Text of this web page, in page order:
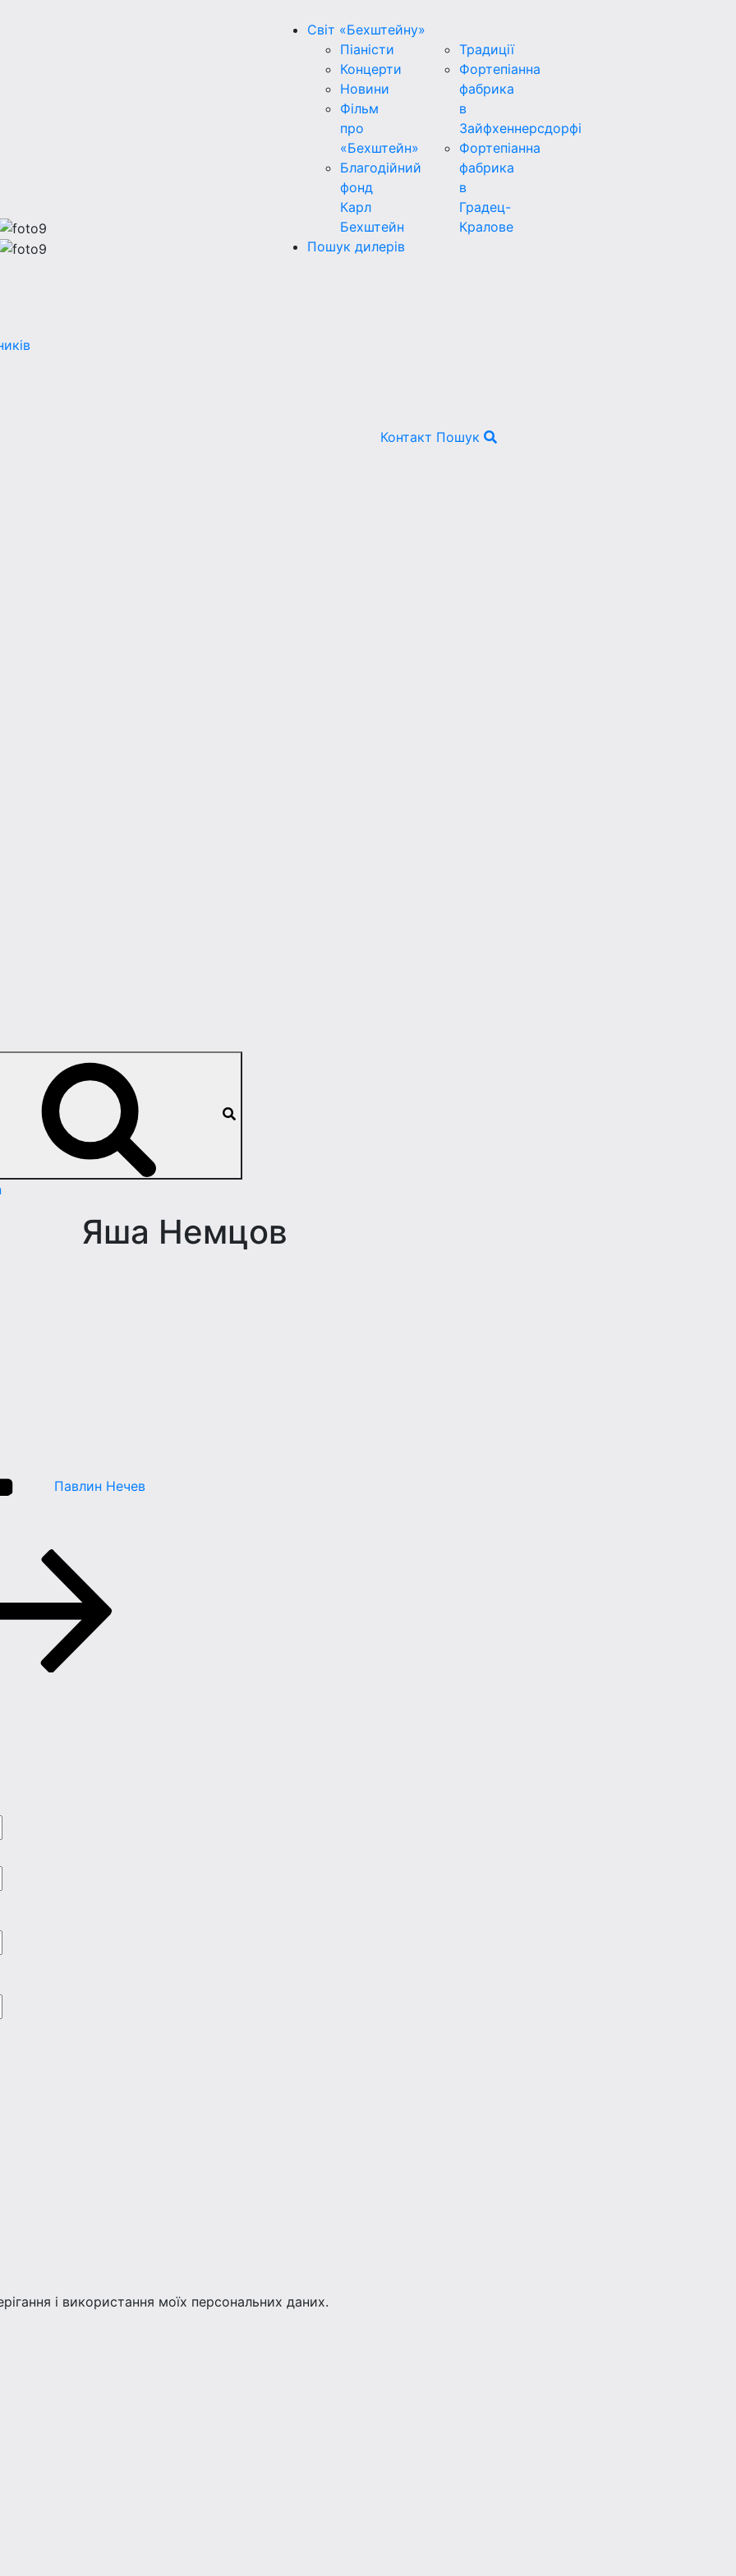
Світ «Бехштейну»
Піаністи
Концерти
Новини
Фільм
про
«Бехштейн»
Благодійний
фонд
Карл
Бехштейн
Традиції
Фортепіанна
фабрика
в
Зайфхеннерсдорфi
Фортепіанна
фабрика
в
Градец-
Кралове
Пошук дилерів
Контакт Пошук
Яша Немцов
Павлин Нечев
і використання моїх персональних даних.